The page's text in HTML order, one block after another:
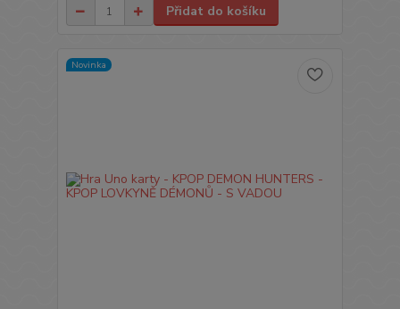
Přidat do košíku
Novinka